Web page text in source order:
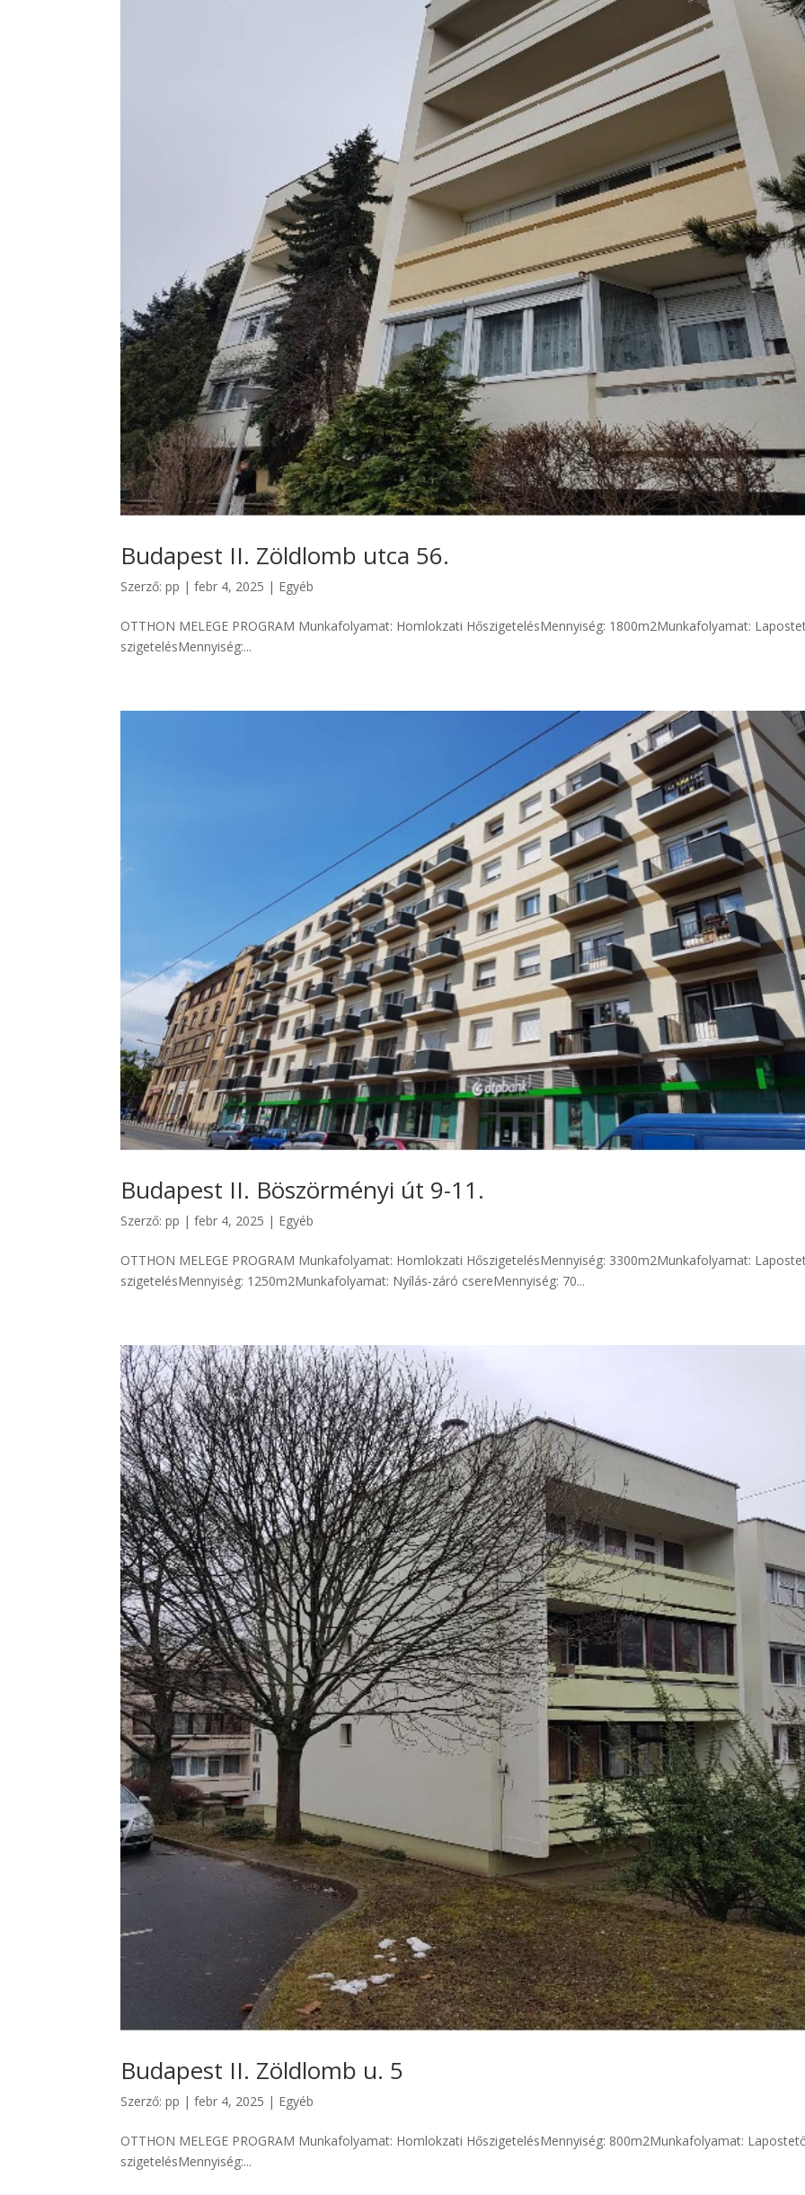
Budapest II. Zöldlomb utca 56.
Szerző:pp |febr 4, 2025 | Egyéb
OTTHON MELEGE PROGRAM Munkafolyamat: Homlokzati HőszigetelésMennyiség: 1800m2Munkafolyamat:
szigetelésMennyiség:...
Budapest II. Böszörményi út 9-11.
Szerző:pp |febr 4, 2025 | Egyéb
OTTHON MELEGE PROGRAM Munkafolyamat: Homlokzati HőszigetelésMennyiség: 3300m2Munkafolyamat:
szigetelésMennyiség: 1250m2Munkafolyamat: Nyílás-záró csereMennyiség: 70...
Budapest II. Zöldlomb u. 5
Szerző:pp |febr 4, 2025 | Egyéb
OTTHON MELEGE PROGRAM Munkafolyamat: Homlokzati HőszigetelésMennyiség: 800m2Munkafolyamat:
szigetelésMennyiség:...